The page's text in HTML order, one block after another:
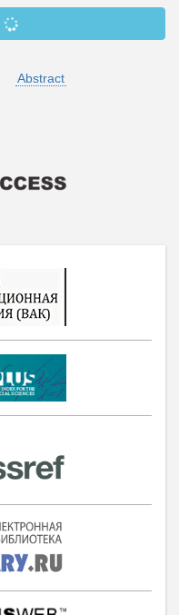
Abstract